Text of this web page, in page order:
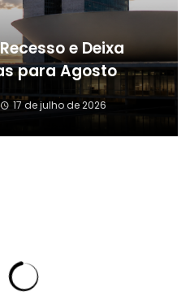
e Deixa
para Agosto
17 de julho de 2026